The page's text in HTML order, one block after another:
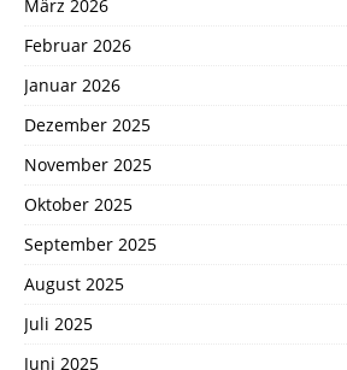
März 2026
Februar 2026
Januar 2026
Dezember 2025
November 2025
Oktober 2025
September 2025
August 2025
Juli 2025
Juni 2025